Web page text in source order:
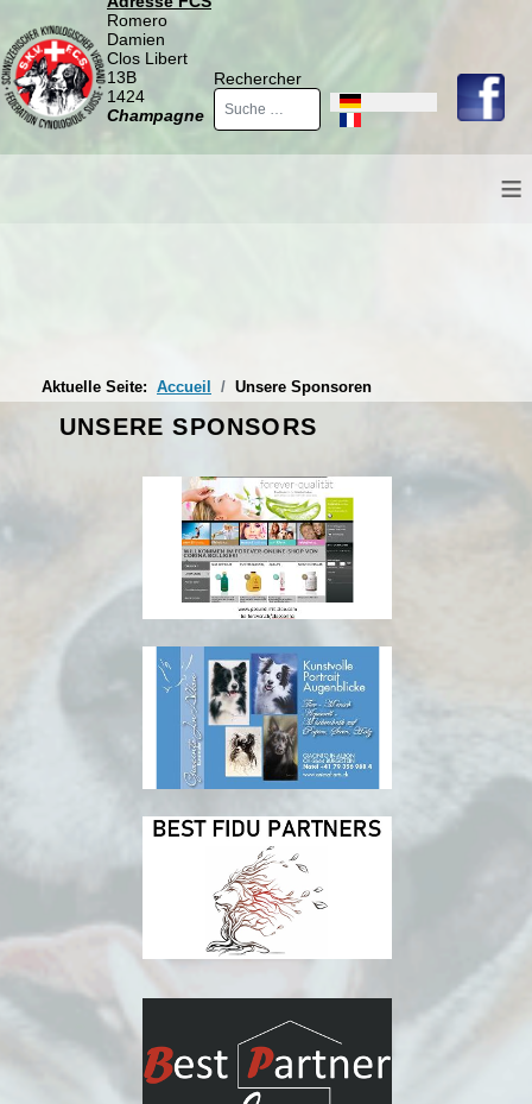
Romero
Damien
Clos Libert
13B
1424
Champagne
Rechercher
Sprache auswählen
≡
Aktuelle Seite: Accueil Unsere Sponsoren
UNSERE SPONSORS